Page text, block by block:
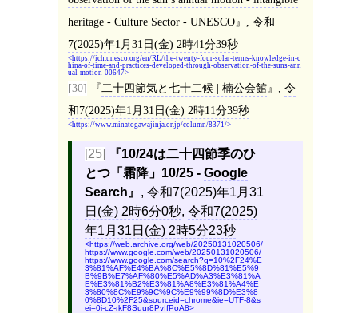
heritage - Culture Sector - UNESCO
令和
7(2025)年1月31日(金) 2時41分39秒
https://ich.unesco.org/en/RL/the-twenty-four-solar-terms-knowledge-in-c
hina-of-time-and-practices-developed-through-observation-of-the-suns-ann
ual-motion-00647
[30] 二十四節気と七十二候 | 楠公会館
令
和7(2025)年1月31日(金) 2時11分39秒
https://www.minatogawajinja.or.jp/column/8371/
[25]
10/24は二十四節季のひ
とつ「霜降」10/25 - Google
Search
, 令和7(2025)年1月31
日(金) 2時6分0秒, 令和7(2025)
年1月31日(金) 2時5分23秒
https://web.archive.org/web/20250131020506/
https://www.google.com/web/20250131020506/
https://www.google.com/search?q=10%2F24%E
3%81%AF%E4%BA%8C%E5%8D%81%E5%9
B%9B%E7%AF%80%E5%AD%A3%E3%81%A
E%E3%81%B2%E3%81%A8%E3%81%A4%E
3%80%8C%E9%9C%9C%E9%99%8D%E3%8
0%8D10%2F25&sourceid=chrome&ie=UTF-8&s
ei=0i-cZ-rkF8Suur8PvIfPoA8